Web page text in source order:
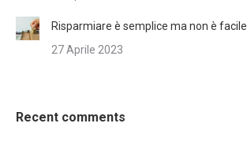
Risparmiare è semplice ma non è facile
27 Aprile 2023
Recent comments